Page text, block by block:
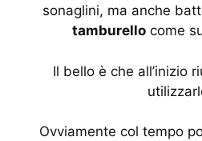
sonaglini, ma anche
tamburello come
Il bello è che all’inizio
Ovviamente col tempo